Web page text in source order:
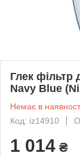
Глек
Navy Blue
Немає в
Код: iz14910
1 014 ₴